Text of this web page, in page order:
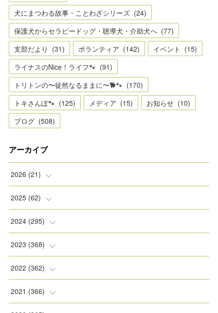
犬にまつわる故事・ことわざシリーズ (24)
保護犬からセラピードッグ・聴導犬・介助犬へ (77)
支部だより (31) ボランティア (142) イベント (15)
ライナスのNice！ライフ🐾 (91)
トリトンの〜徒然なるままに〜🐕🐾 (170)
トキさんぽ🐾 (125) メディア (15) お知らせ (10)
ブログ (508)
アーカイブ
2026 (21)
(2)
(2)
(2)
(5)
2025 (62)
(8)
(5)
(9)
(1)
2024 (295)
(8)
(11)
(11)
( 22)
2023 (368)
(31)
(30)
2022 (362)
(30)
2021 (366)